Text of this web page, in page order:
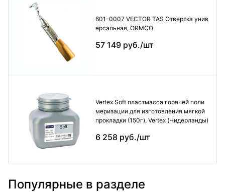
601-0007 VECTOR TAS Отвертка унив
ерсальная, ORMCO
57 149 руб./шт
Vertex Soft пластмасса горячей поли
меризации для изготовления мягкой
прокладки (150г), Vertex (Нидерланды)
6 258 руб./шт
Популярные в разделе